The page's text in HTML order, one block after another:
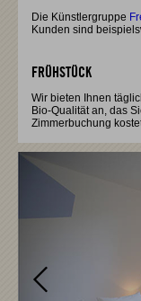
Die Künstlergruppe
Kunden sind
FRÜHSTÜCK
Wir bieten Ihnen
Bio-Qualität an, das
Zimmerbuchung